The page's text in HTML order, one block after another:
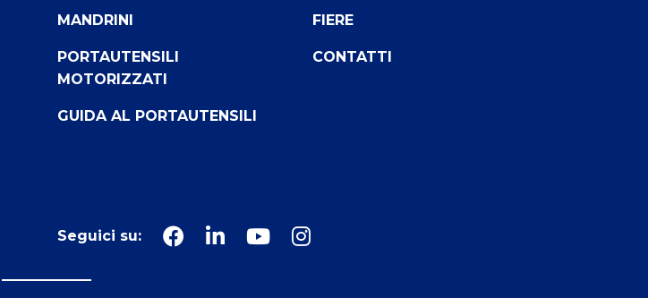
MANDRINI
PORTAUTENSILI
MOTORIZZATI
GUIDA AL PORTAUTENSILI
FIERE
CONTATTI
Seguici su: